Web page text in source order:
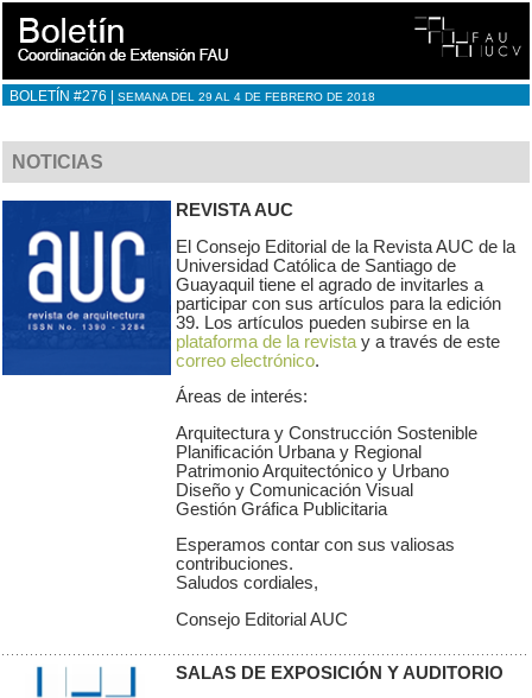
BOLETÍN #276 | SEMANA DEL 29 AL 4 DE FEBRERO DE 2018
NOTICIAS
REVISTA AUC
El Consejo Editorial de la Revista AUC de la
Universidad Católica de Santiago de
Guayaquil tiene el agrado de invitarles a
participar con sus artículos para la edición
39. Los artículos pueden subirse en la
plataforma de la revista y a través de este
correo electrónico.
Áreas de interés:
Arquitectura y Construcción Sostenible
Planificación Urbana y Regional
Patrimonio Arquitectónico y Urbano
Diseño y Comunicación Visual
Gestión Gráfica Publicitaria
Esperamos contar con sus valiosas
contribuciones.
Saludos cordiales,
Consejo Editorial AUC
SALAS DE EXPOSICIÓN Y AUDITORIO